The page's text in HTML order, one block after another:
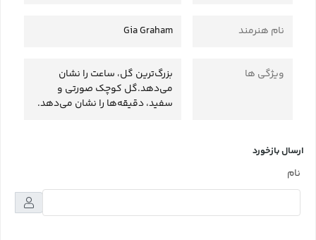
نام هنرمند Gia Graham
ویژگی ها
بزرگ‌ترین گل، ساعت را نشان
می‌دهد.گل کوچک صورتی و
سفید، دقیقه‌ها را نشان می‌دهد.
ارسال بازخورد
نام